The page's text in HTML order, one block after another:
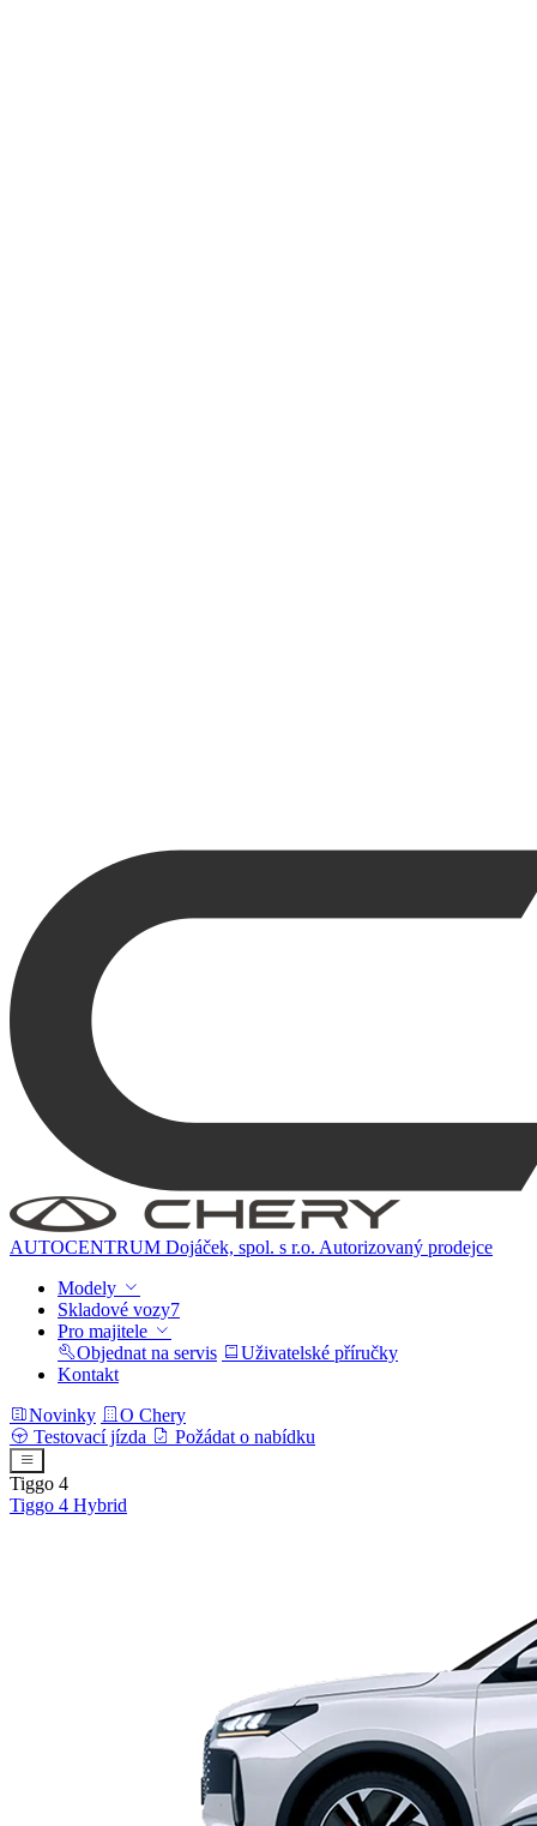
AUTOCENTRUM Dojáček, spol. s r.o. Autorizovaný prodejce
Modely
Skladové vozy7
Pro majitele
Objednat na servis
Uživatelské příručky
Kontakt
Novinky
O Chery
Testovací jízda
Požádat o nabídku
Tiggo 4
Tiggo 4 Hybrid